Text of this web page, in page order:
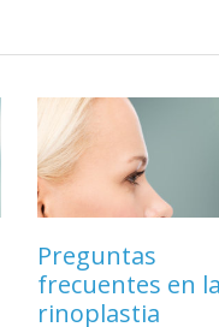
Preguntas
frecuentes en
rinoplastia
Injertos e
en la rinoplastia
Comentar